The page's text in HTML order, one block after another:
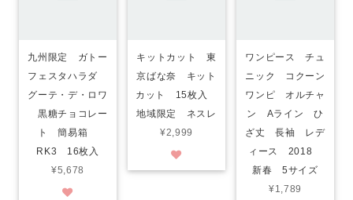
九州限定 ガトー
フェスタハラダ
グーテ・デ・ロワ
黒糖チョコレー
ト 簡易箱
RK3 16枚入
¥5,678
キットカット 東
京ばな奈 キット
カット 15枚入
地域限定 ネスレ
¥2,999
ワンピース チュ
ニック コクーン
ワンピ オルチャ
ン Aライン ひ
ざ丈 長袖 レデ
ィース 2018
新春 5サイズ
¥1,789